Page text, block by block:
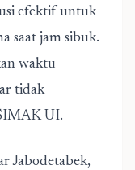
efektif untuk
saat jam sibuk.
waktu
tidak
UI.
Jabodetabek,